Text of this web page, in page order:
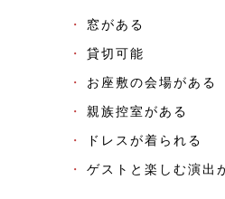
窓がある
貸切可能
お座敷の会場がある
親族控室がある
ドレスが着られる
ゲストと楽しむ演出